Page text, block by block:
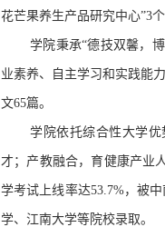
花芒果养生产品研究中心”3
学院秉承“德技双馨，
业素养、自主学习和实践能
文65篇。
学院依托综合性大学
才；产教融合，育健康产业
学考试上线率达53.7%，被
学、江南大学等院校录取。